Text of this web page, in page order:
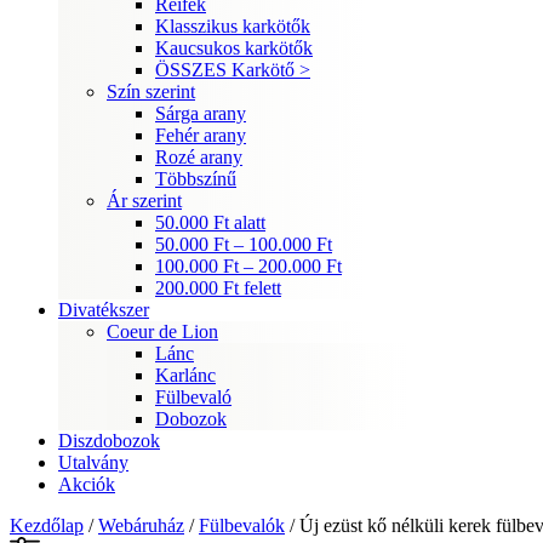
Klasszikus karkötők
Kaucsukos karkötők
ÖSSZES Karkötő >
Szín szerint
Sárga arany
Fehér arany
Rozé arany
Többszínű
Ár szerint
50.000 Ft alatt
50.000 Ft – 100.000 Ft
100.000 Ft – 200.000 Ft
200.000 Ft felett
Divatékszer
Coeur de Lion
Lánc
Karlánc
Fülbevaló
Dobozok
Diszdobozok
Utalvány
Akciók
Kezdőlap /Webáruház /Fülbevalók / Új ezüst kő nélküli kerek